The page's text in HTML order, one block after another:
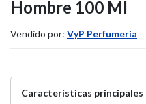
Hombre 100 Ml
Vendido por: VyP Perfumeria
Características principales